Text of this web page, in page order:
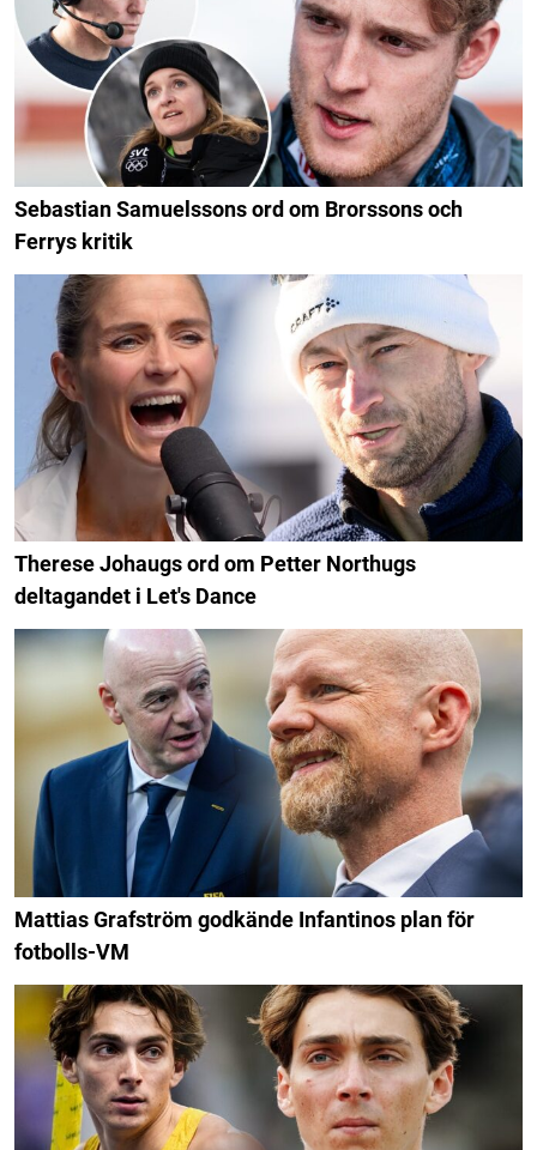
Sebastian Samuelssons ord om Brorssons och
Ferrys kritik
Therese Johaugs ord om Petter Northugs
deltagandet i Let's Dance
Mattias Grafström godkände Infantinos plan för
fotbolls-VM